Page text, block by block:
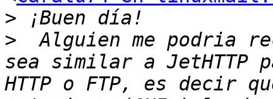
>
> Alguien me podria
sea similar a
HTTP o FTP, es decir